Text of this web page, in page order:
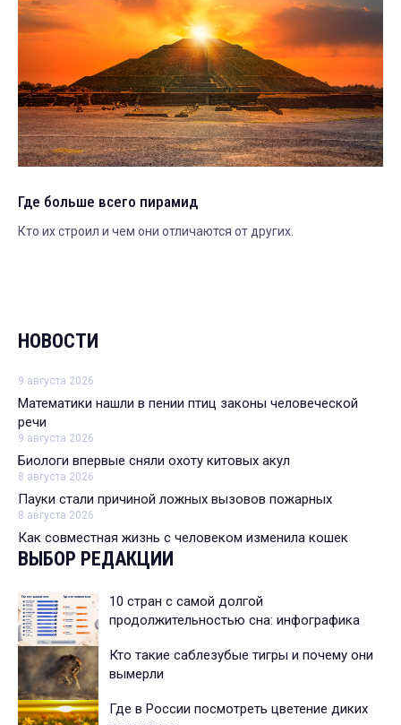
Где больше всего пирамид
Кто их строил и чем они отличаются от других.
НОВОСТИ
9 августа 2026
Математики нашли в пении птиц законы человеческой
речи
9 августа 2026
Биологи впервые сняли охоту китовых акул
8 августа 2026
Пауки стали причиной ложных вызовов пожарных
8 августа 2026
Как совместная жизнь с человеком изменила кошек
ВЫБОР РЕДАКЦИИ
10 стран с самой долгой
продолжительностью сна: инфографика
Кто такие саблезубые тигры и почему они
вымерли
Где в России посмотреть цветение диких